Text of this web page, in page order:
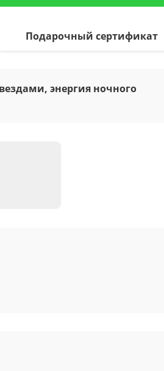
Подарочный сертификат
энергия ночного